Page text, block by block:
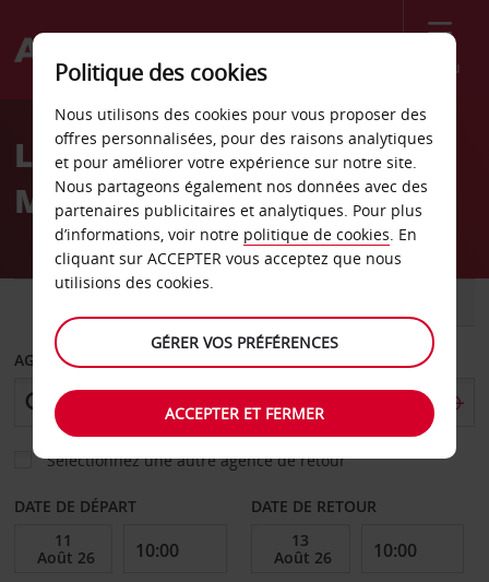
Menu
Welcome
AvisLocation de voiture
Mthatha
AGENCE DE DÉPART
Sélectionnez une autre agence de retour
DATE DE DÉPART DATE DE RETOUR
Politique des cookies
Nous utilisons des cookies pour vous proposer des
offres personnalisées, pour des raisons analytiques
et pour améliorer votre expérience sur notre site.
Nous partageons également nos données avec des
partenaires publicitaires et analytiques. Pour plus
d’informations, voir notre politique de cookies. En
cliquant sur ACCEPTER vous acceptez que nous
utilisions des cookies.
GÉRER VOS PRÉFÉRENCES
ACCEPTER ET FERMER